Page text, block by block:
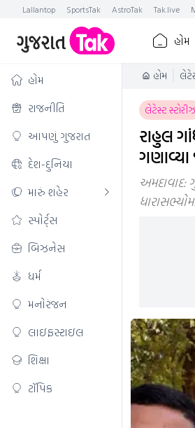
Lallantop SportsTak AstroTak Tak.live
હોમ
હોમ
રાજનીતિ
આપણું ગુજરાત
દેશ-દુનિયા
મારું શહેર
સ્પોર્ટ્સ
બિઝનેસ
ધર્મ
મનોરંજન
લાઇફસ્ટાઇલ
શિક્ષા
ટૉપિક
હોમ
લેટેસ્ટ સ્ટોરીઝ
રાહુલ
ગણાવ્યા
અમદાવાદ: